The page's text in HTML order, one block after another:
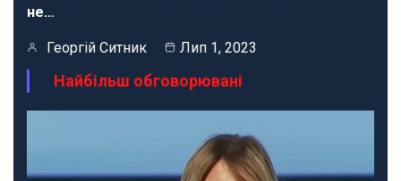
не…
Георгій Ситник Лип 1, 2023
Найбільш обговорювані